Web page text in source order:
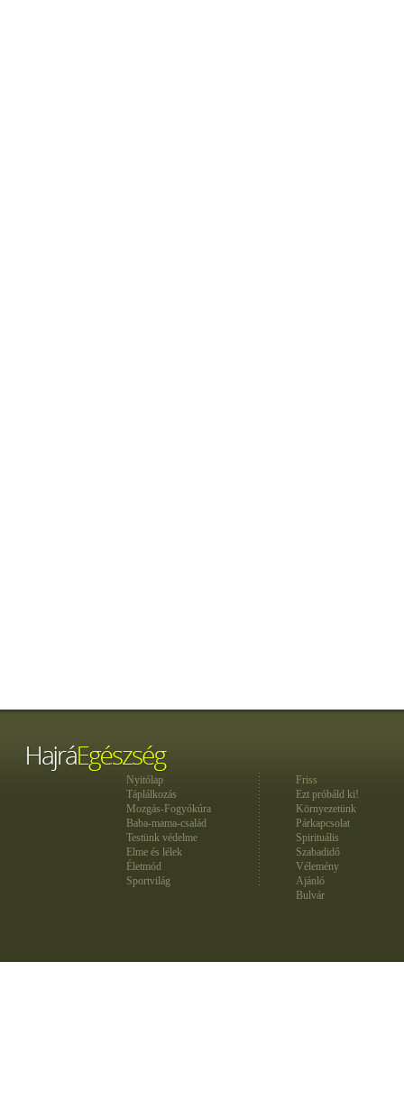
Nyitólap
Táplálkozás
Mozgás-Fogyókúra
Baba-mama-család
Testünk védelme
Elme és lélek
Életmód
Sportvilág
Friss
Ezt próbáld ki!
Környezetünk
Párkapcsolat
Spirituális
Szabadidő
Vélemény
Ajánló
Bulvár